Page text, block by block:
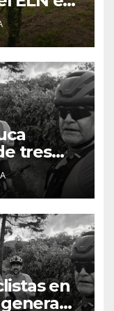
tres
en